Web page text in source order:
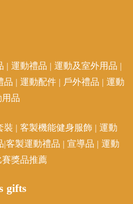
| 運動禮品 | 運動及室外用品 |
品 | 運動配件 | 戶外禮品 | 運動
品
裝 | 客製機能健身服飾 | 運動
|客製運動禮品 | 宣導品 | 運動
賽獎品推薦
gifts